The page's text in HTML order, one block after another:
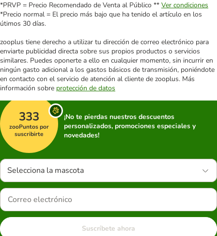
*PRVP = Precio Recomendado de Venta al Público ** Ver condiciones
*Precio normal = El precio más bajo que ha tenido el artículo en los
útimos 30 días.
zooplus tiene derecho a utilizar tu dirección de correo electrónico para
enviarte publicidad directa sobre sus propios productos o servicios
similares. Puedes oponerte a ello en cualquier momento, sin incurrir en
ningún gasto adicional a los gastos básicos de transmisión, poniéndote
en contacto con el servicio de atención al cliente de zooplus. Más
información sobre protección de datos
333
zooPuntos por
suscribirte
¡No te pierdas nuestros descuentos
personalizados, promociones especiales y
novedades!
Selecciona la mascota
Suscríbete ahora